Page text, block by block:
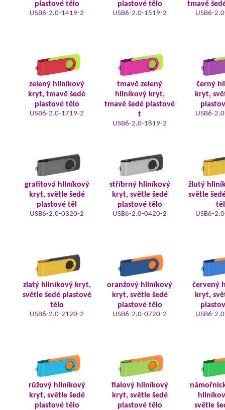
plastové tělo
USB6-2.0-1419-2
plastové tělo
USB6-2.0-1519-2
tmavě
USB6-
zelený hliníkový
kryt, tmavě šedé
plastové tělo
USB6-2.0-1719-2
tmavě zelený
hliníkový kryt,
tmavě šedé plastové
t
USB6-2.0-1819-2
černý
kryt,
USB6-
grafitová hliníkový
kryt, světle šedé
plastové těl
USB6-2.0-0320-2
stříbrný hliníkový
kryt, světle šedé
plastové tělo
USB6-2.0-0420-2
žlutý
světle
USB6-
zlatý hliníkový kryt,
světle šedé plastové
tělo
USB6-2.0-2120-2
oranžový hliníkový
kryt, světle šedé
plastové tělo
USB6-2.0-0720-2
červený
kryt,
USB6-
růžový hliníkový
kryt, světle šedé
plastové tělo
fialový hliníkový
kryt, světle šedé
plastové tělo
světle